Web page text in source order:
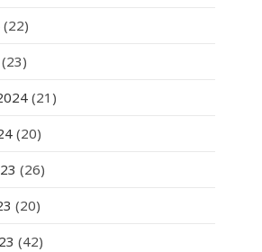
(22)
(23)
(21)
(20)
(26)
(20)
(42)